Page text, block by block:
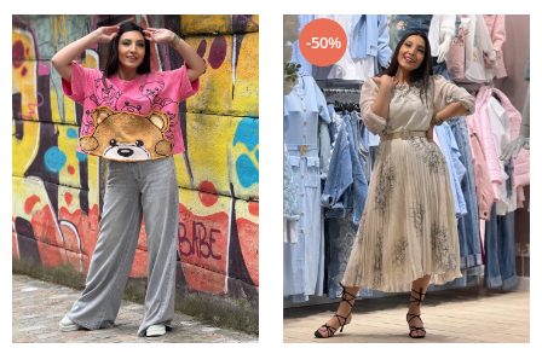
Costume de baie
-50%